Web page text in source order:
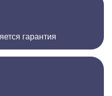
гарантия